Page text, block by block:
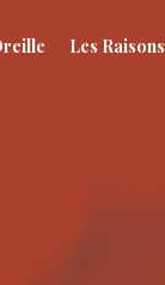
Les Raisons